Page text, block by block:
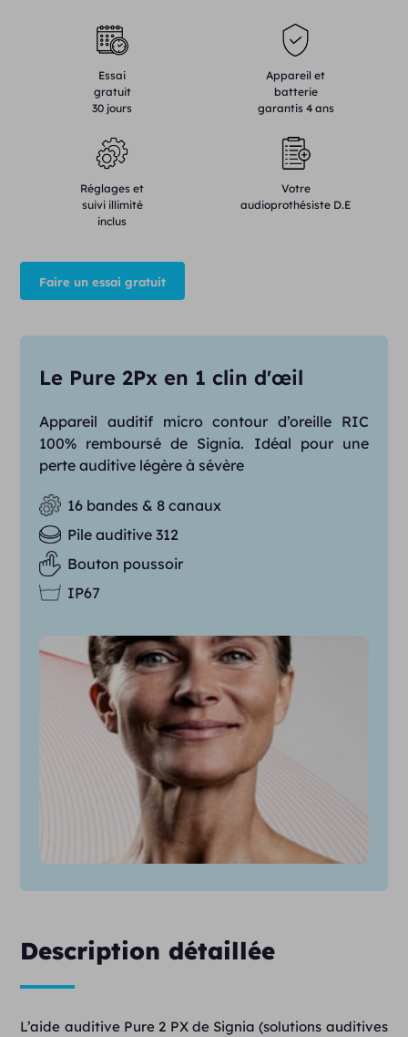
Essai
gratuit
30 jours
Appareil et
batterie
garantis 4 ans
Réglages et
suivi illimité
inclus
Votre
audioprothésiste D.E
Faire un essai gratuit
Le Pure 2Px en 1 clin d'œil
Appareil auditif micro contour d’oreille RIC
100% remboursé de Signia. Idéal pour une
perte auditive légère à sévère
16 bandes & 8 canaux
Pile auditive 312
Bouton poussoir
IP67
Description détaillée
L’aide auditive Pure 2 PX de Signia (solutions auditives